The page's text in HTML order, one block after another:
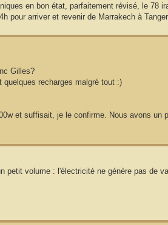
en bon état, parfaitement révisé, le 78
pour arriver et revenir de Marrakech à
Gilles?
recharges malgré tout :)
et suffisait, je le confirme. Nous avons
petit volume : l'électricité ne génère pas de